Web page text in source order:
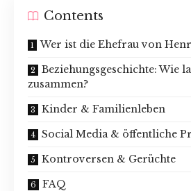
Contents
Wer ist die Ehefrau von
Beziehungsgeschichte: Wie
zusammen?
Kinder & Familienleben
Social Media & öffentliche
Kontroversen & Gerüchte
FAQ